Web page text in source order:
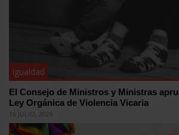
Igualdad
El Consejo de Ministros y Ministras
Ley Orgánica de Violencia Vicaria
16 JULIO, 2026